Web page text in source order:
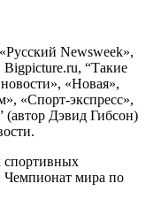
Newsweek»,
“Такие
«Новая»,
«Спорт-экспресс»,
(автор Дэвид Гибсон)
спортивных
Чемпионат мира по